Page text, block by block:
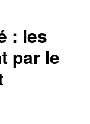
: les
par le